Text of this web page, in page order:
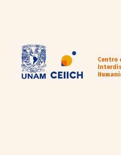
Centro